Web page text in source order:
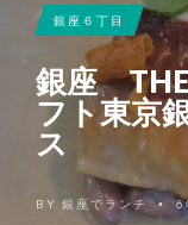
銀座６丁目
銀座 THE
フト東京
ス
BY 銀座でランチ • 6